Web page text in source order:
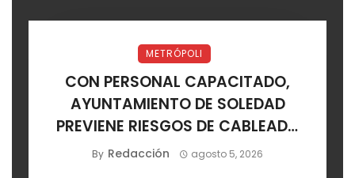
METRÓPOLI
CON PERSONAL CAPACITADO,
AYUNTAMIENTO DE SOLEDAD
PREVIENE RIESGOS DE CABLEADO
ELÉCTRICO
By Redacción agosto 5, 2026